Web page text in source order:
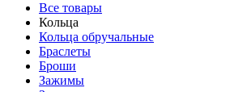
Все товары
Кольца
Кольца обручальные
Браслеты
Броши
Зажимы